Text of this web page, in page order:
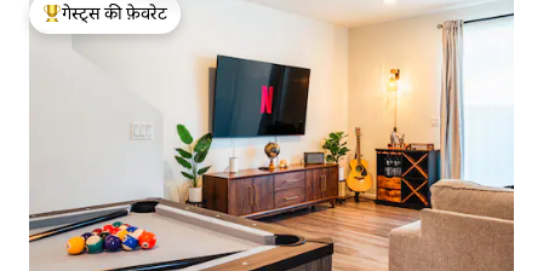
गेस्ट्स का टॉप फ़ेवरेट
गेस्ट्स की फ़ेवरेट